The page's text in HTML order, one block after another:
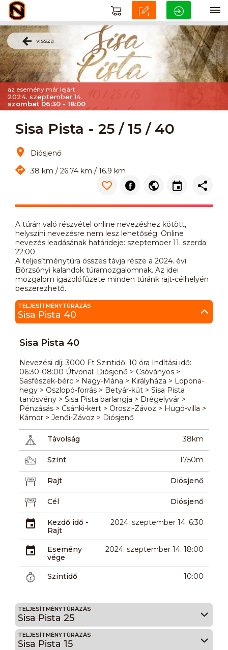
vissza
az esemény már lejárt
2024. szeptember 14.
szombat 06:30 - 18:00
Sisa Pista - 25 / 15 / 40
Diósjenő
38 km / 26.74 km / 16.9 km
A túrán való részvétel online nevezéshez kötött,
helyszíni nevezésre nem lesz lehetőség. Online
nevezés leadásának határideje: szeptember 11. szerda
22:00
A teljesítménytúra összes távja része a 2024. évi
Börzsönyi kalandok túramozgalomnak. Az idei
mozgalom igazolófüzete minden túránk rajt-célhelyén
beszerezhető.
TELJESÍTMÉNYTÚRÁZÁS
Sisa Pista 40
Sisa Pista 40
Nevezési díj: 3000 Ft Szintidő: 10 óra Indítási idő:
06:30-08:00 Útvonal: Diósjenő > Csóványos >
Sasfészek-bérc > Nagy-Mána > Királyháza > Lopona-
hegy > Oszlopó-forrás > Betyár-kút > Sisa Pista
tanösvény > Sisa Pista barlangja > Drégelyvár >
Pénzásás > Csánki-kert > Oroszi-Závoz > Hugó-villa >
Kámor > Jenői-Závoz > Diósjenő
Távolság 38km
Szint 1750m
Rajt Diósjenő
Cél Diósjenő
Kezdő idő -
Rajt
2024. szeptember 14. 6:30
Esemény
vége
2024. szeptember 14. 18:00
Szintidő 10:00
TELJESÍTMÉNYTÚRÁZÁS
Sisa Pista 25
TELJESÍTMÉNYTÚRÁZÁS
Sisa Pista 15